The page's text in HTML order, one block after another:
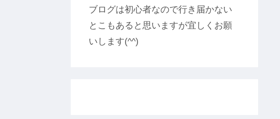
ブログは初心者なので行き届かない
とこもあると思いますが宜しくお願
いします(^^)